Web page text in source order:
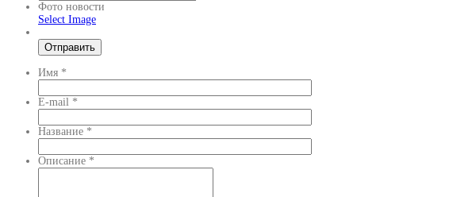
Фото новости
Select Image
Имя *
E-mail *
Название *
Описание *